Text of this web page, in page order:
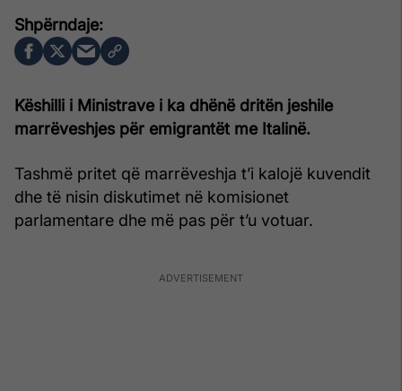
Këshilli i Ministrave i ka dhënë dritën jeshile
marrëveshjes për emigrantët me Italinë.
Tashmë pritet që marrëveshja t’i kalojë kuvendit
dhe të nisin diskutimet në komisionet
parlamentare dhe më pas për t’u votuar.